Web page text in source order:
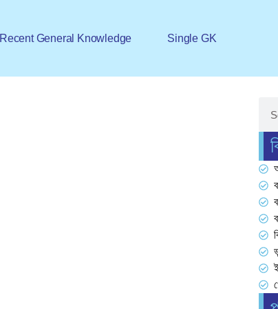
Recent General Knowledge Single GK